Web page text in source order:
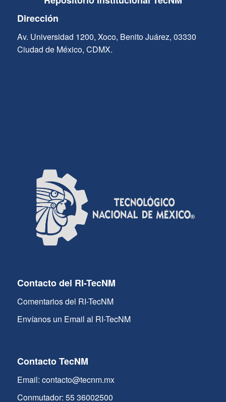
Dirección
Av. Universidad 1200, Xoco, Benito Juárez, 03330
Ciudad de México, CDMX.
Contacto del RI-TecNM
Comentarios del RI-TecNM
Envíanos un Email al RI-TecNM
Contacto TecNM
Email: contacto@tecnm.mx
Conmutador: 55 36002500